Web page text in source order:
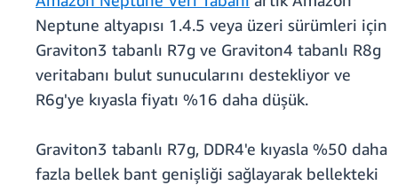
Neptune altyapısı 1.4.5 veya üzeri sürümleri için
Graviton3 tabanlı R7g ve Graviton4 tabanlı R8g
veritabanı bulut sunucularını destekliyor ve
R6g'ye kıyasla fiyatı %16 daha düşük.
Graviton3 tabanlı R7g, DDR4'e kıyasla %50 daha
fazla bellek bant genişliği sağlayarak bellekteki